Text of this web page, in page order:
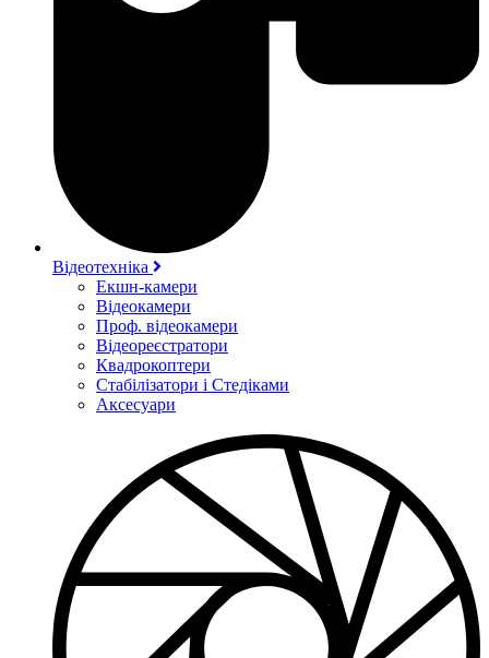
Відеотехніка
Екшн-камери
Відеокамери
Проф. відеокамери
Відеореєстратори
Квадрокоптери
Стабілізатори і Стедіками
Аксесуари